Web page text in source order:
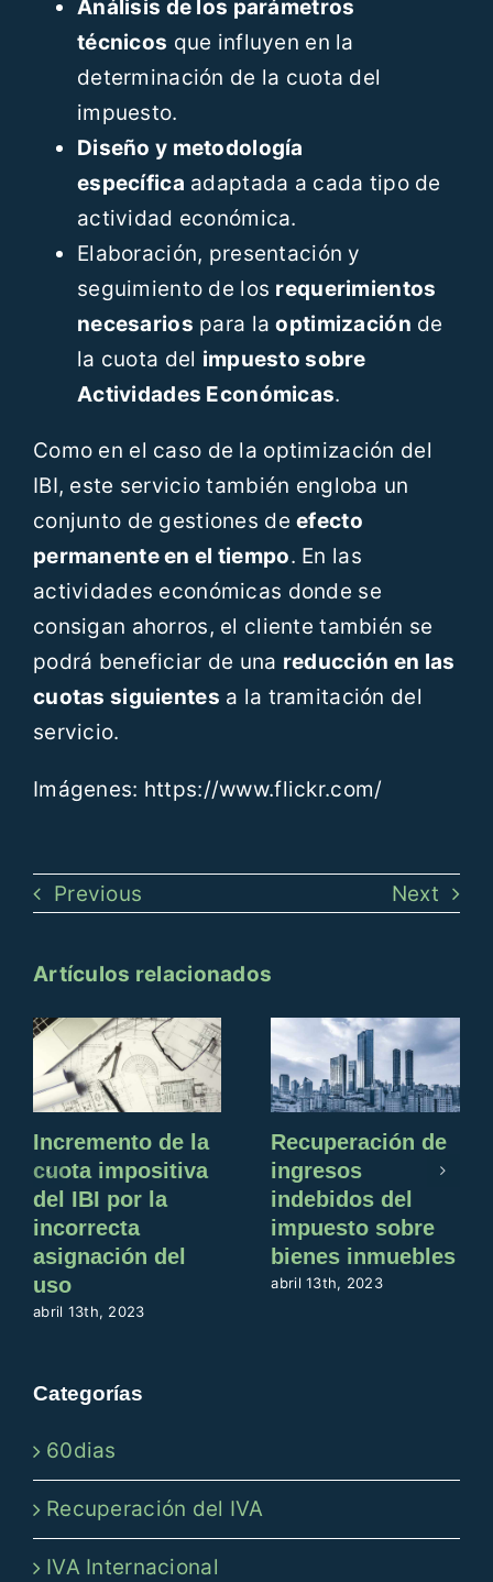
Análisis de los parámetros
técnicos que influyen en la
determinación de la cuota del
impuesto.
Diseño y metodología
específica adaptada a cada tipo de
actividad económica.
Elaboración, presentación y
seguimiento de los requerimientos
necesarios para laoptimización de
la cuota del impuesto sobre
Actividades Económicas.
Como en el caso de la optimización del
IBI, este servicio también engloba un
conjunto de gestiones deefecto
permanente en el tiempo. En las
actividades económicas donde se
consigan ahorros, el cliente también se
podrá beneficiar de una reducción en las
cuotas siguientes a la tramitación del
servicio.
Imágenes: https://www.flickr.com/
Categorías
60dias
Recuperación del IVA
IVA Internacional
Previous Next
Artículos relacionados
Incremento de la
cuota impositiva
del IBI por la
incorrecta
asignación del
uso
abril 13th, 2023
Recuperación de
ingresos
indebidos del
impuesto sobre
bienes inmuebles
abril 13th, 2023